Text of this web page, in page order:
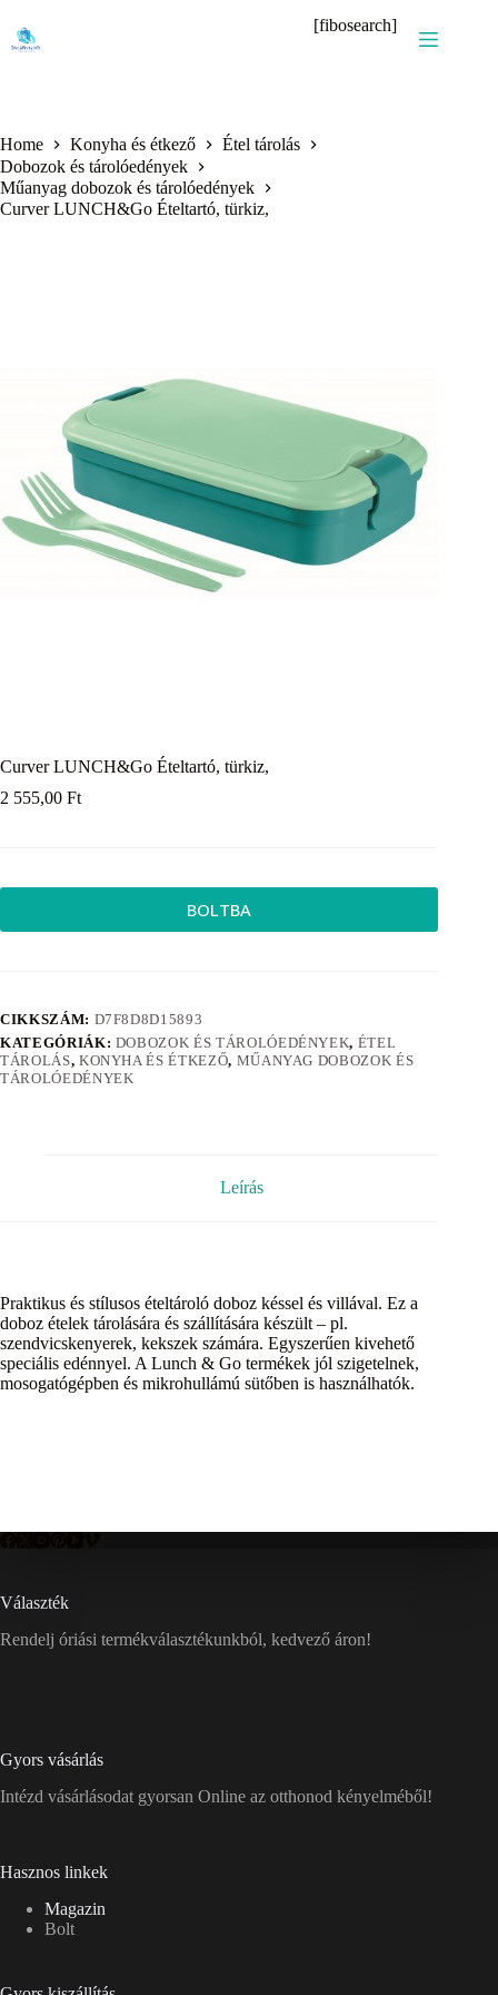
content
[fibosearch]
Home Konyha és étkező
Étel tárolás
Dobozok és tárolóedények
Műanyag dobozok és tárolóedények
Curver LUNCH&Go Ételtartó, türkiz,
Curver LUNCH&Go Ételtartó, türkiz,
2 555,00 Ft
BOLTBA
CIKKSZÁM: D7F8D8D15893
KATEGÓRIÁK: DOBOZOK ÉS TÁROLÓEDÉNYEK, ÉTEL
TÁROLÁS, KONYHA ÉS ÉTKEZŐ, MŰANYAG DOBOZOK ÉS
TÁROLÓEDÉNYEK
Leírás
Praktikus és stílusos ételtároló doboz késsel és villával. Ez a
doboz ételek tárolására és szállítására készült – pl.
szendvicskenyerek, kekszek számára. Egyszerűen kivehető
speciális edénnyel. A Lunch & Go termékek jól szigetelnek,
mosogatógépben és mikrohullámú sütőben is használhatók.
Választék
Rendelj óriási termékválasztékunkból, kedvező áron!
Gyors vásárlás
Intézd vásárlásodat gyorsan Online az otthonod kényelméből!
Hasznos linkek
Magazin
Bolt